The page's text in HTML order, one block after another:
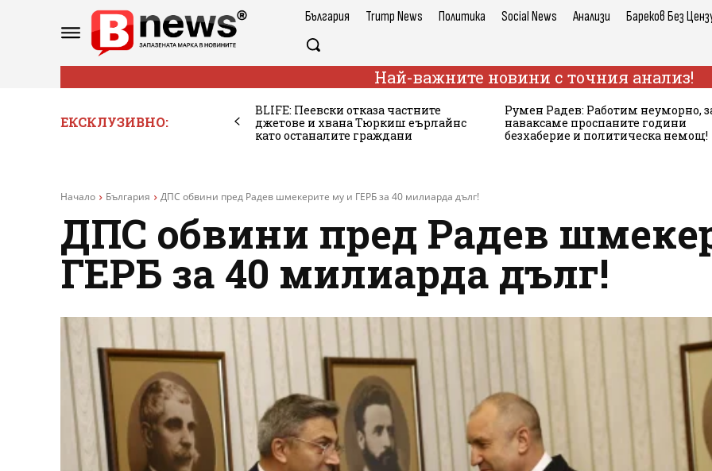
България Trump News Политика Social News Анализи Бареков Без
Най-важните новини с точния анализ!
ЕКСКЛУЗИВНО:
BLIFE: Пеевски отказа частните
джетове и хвана Тюркиш еърлайнс
като останалите граждани
Румен Радев: Работим неуморно,
наваксаме проспаните години
безхаберие и политическа немощ!
Начало България ДПС обвини пред Радев шмекерите му и ГЕРБ за 40 милиарда дълг!
ДПС обвини пред Радев
ГЕРБ за 40 милиарда дълг!